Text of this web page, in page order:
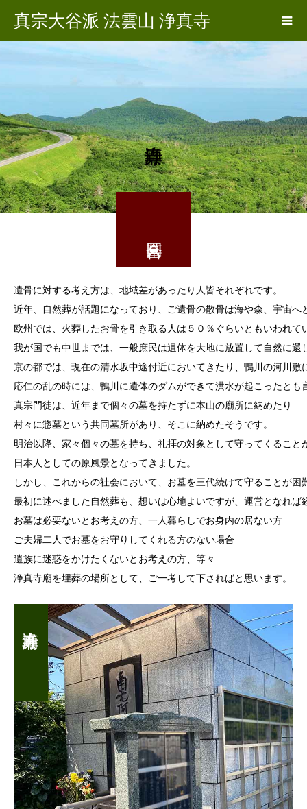
真宗大谷派 法雲山 浄真寺
遺骨に対する考え方は、地域差があったり人皆それぞれです。
近年、自然葬が話題になっており、ご遺骨の散骨は海や森、宇宙へ
欧州では、火葬したお骨を引き取る人は５０％ぐらいともいわれて
我が国でも中世までは、一般庶民は遺体を大地に放置して自然に還
京の都では、現在の清水坂中途付近においてきたり、鴨川の河川敷
応仁の乱の時には、鴨川に遺体のダムができて洪水が起こったとも
真宗門徒は、近年まで個々の墓を持たずに本山の廟所に納めたり
村々に惣墓という共同墓所があり、そこに納めたそうです。
明治以降、家々個々の墓を持ち、礼拝の対象として守ってくること
日本人としての原風景となってきました。
しかし、これからの社会において、お墓を三代続けて守ることが困
最初に述べました自然葬も、想いは心地よいですが、運営となれば
お墓は必要ないとお考えの方、一人暮らしでお身内の居ない方
ご夫婦二人でお墓をお守りしてくれる方のない場合
遺族に迷惑をかけたくないとお考えの方、等々
浄真寺廟を埋葬の場所として、ご一考して下さればと思います。